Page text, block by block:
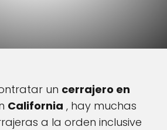
un cerrajero en
California , hay muchas
a la orden inclusive